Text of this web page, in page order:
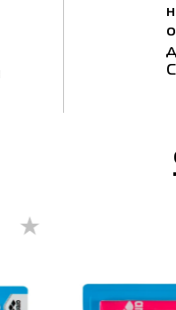
Очки для
г. Бердичев, ул.
График работы: 9:00 -